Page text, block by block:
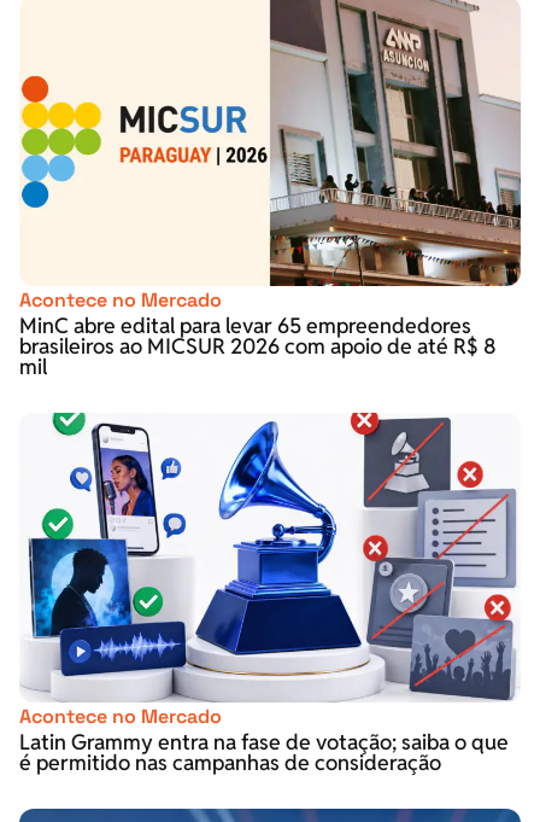
Acontece no Mercado
MinC abre edital para levar 65 empreendedores
brasileiros ao MICSUR 2026 com apoio de até R$ 8
mil
Acontece no Mercado
Latin Grammy entra na fase de votação; saiba o que
é permitido nas campanhas de consideração